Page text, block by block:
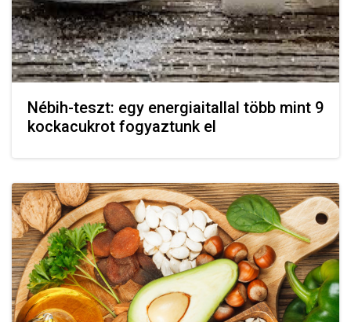
Nébih-teszt: egy energiaitallal több mint 9
kockacukrot fogyaztunk el